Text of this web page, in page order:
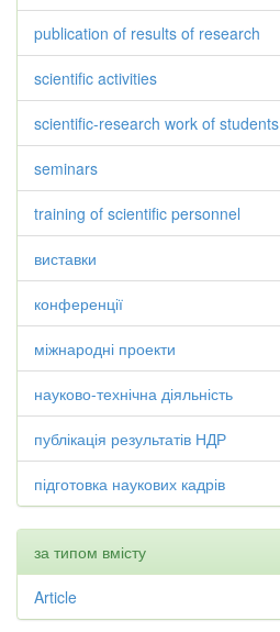
publication of results of research
scientific activities
scientific-research work of students
seminars
training of scientific personnel
виставки
конференції
міжнародні проекти
науково-технічна діяльність
публікація результатів НДР
підготовка наукових кадрів
за типом вмісту
Article